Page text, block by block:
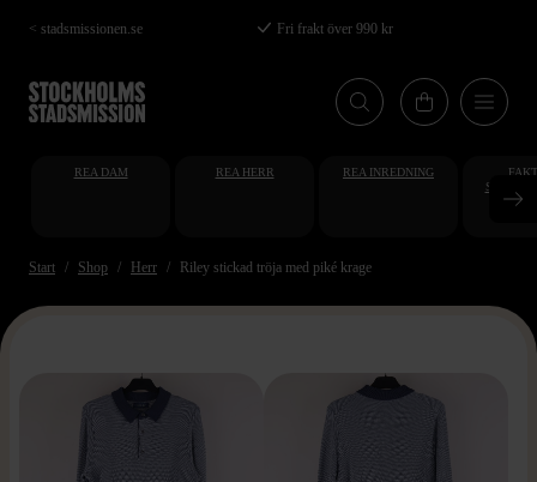
Hoppa
till
huvudinnehåll
< stadsmissionen.se Fri frakt över 990 kr
REA DAM REA HERR REA INREDNING
Start Shop Herr Riley stickad tröja med piké krage